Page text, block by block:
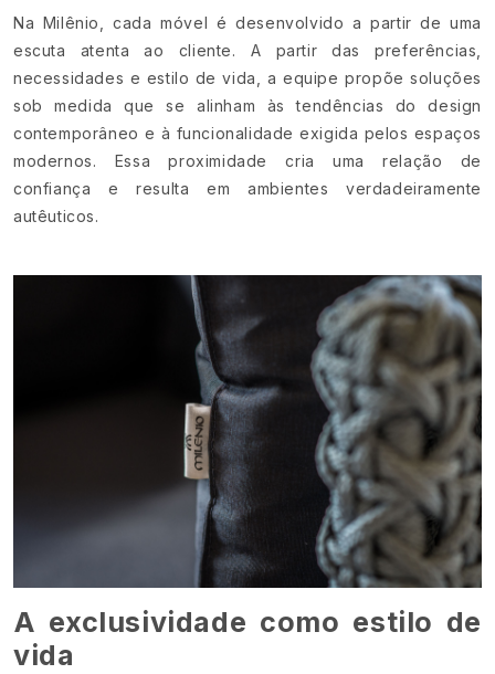
Na Milênio, cada móvel é desenvolvido a partir de uma
escuta atenta ao cliente. A partir das preferências,
necessidades e estilo de vida, a equipe propõe soluções
sob medida que se alinham às tendências do design
contemporâneo e à funcionalidade exigida pelos espaços
modernos. Essa proximidade cria uma relação de
confiança e resulta em ambientes verdadeiramente
autêuticos.
A exclusividade como estilo de
vida